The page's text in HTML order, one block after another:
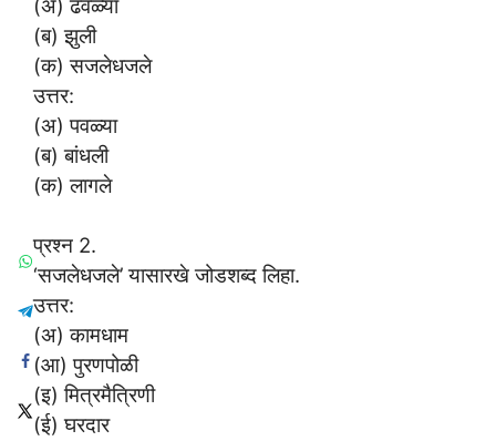
(अ) ढवळ्या
(ब) झुली
(क) सजलेधजले
उत्तर:
(अ) पवळ्या
(ब) बांधली
(क) लागले
प्रश्न 2.
‘सजलेधजले’ यासारखे जोडशब्द लिहा.
उत्तर:
(अ) कामधाम
(आ) पुरणपोळी
(इ) मित्रमैत्रिणी
(ई) घरदार